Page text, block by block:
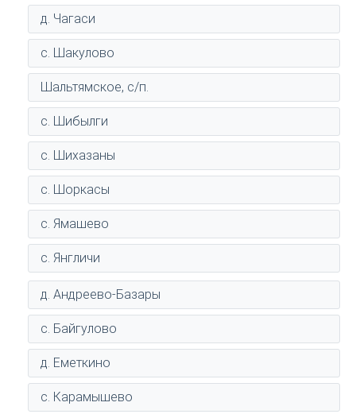
д. Чагаси
с. Шакулово
Шальтямское, с/п.
с. Шибылги
с. Шихазаны
с. Шоркасы
с. Ямашево
с. Янгличи
д. Андреево-Базары
с. Байгулово
д. Еметкино
с. Карамышево